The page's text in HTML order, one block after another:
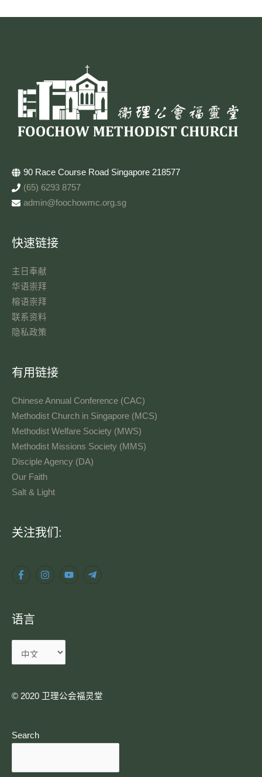
90 Race Course Road Singapore 218577
(65) 6293 8757
admin@foochowmc.org.sg
快速链接
主日奉献​
华语崇拜
榕语崇拜
联系资料​
隐私政策
有用链接
Chinese Annual Conference (CAC)
Methodist Church in Singapore (MCS)
Methodist Welfare Society (MWS)
Methodist Missions Society (MMS)
Disciple Agency (DA)
Our Faith
Salt & Light
关注我们:
语言
语
© 2020 卫理公会福灵堂​
Search